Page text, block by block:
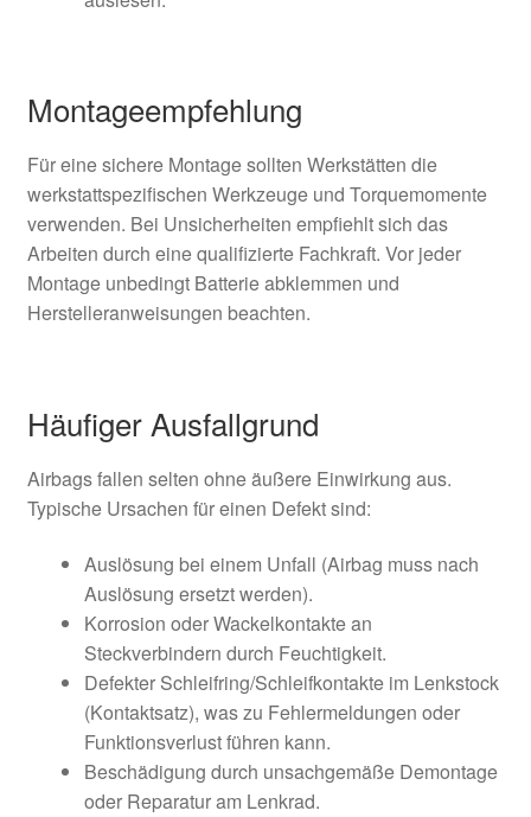
Montageempfehlung
Für eine sichere Montage sollten Werkstätten die
werkstattspezifischen Werkzeuge und Torquemomente
verwenden. Bei Unsicherheiten empfiehlt sich das
Arbeiten durch eine qualifizierte Fachkraft. Vor jeder
Montage unbedingt Batterie abklemmen und
Herstelleranweisungen beachten.
Häufiger Ausfallgrund
Airbags fallen selten ohne äußere Einwirkung aus.
Typische Ursachen für einen Defekt sind:
Auslösung bei einem Unfall (Airbag muss nach
Auslösung ersetzt werden).
Korrosion oder Wackelkontakte an
Steckverbindern durch Feuchtigkeit.
Defekter Schleifring/Schleifkontakte im Lenkstock
(Kontaktsatz), was zu Fehlermeldungen oder
Funktionsverlust führen kann.
Beschädigung durch unsachgemäße Demontage
oder Reparatur am Lenkrad.